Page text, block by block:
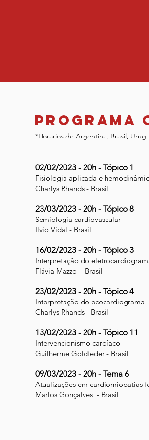
Programa
*Horarios de Argentina, Brasil,
02/02/2023 - 20h - Tópico 1
Fisiologia aplicada e
Charlys Rhands - Brasil
23/03/2023 - 20h - Tópico 8
Semiologia cardiovascular
Ilvio Vidal - Brasil
16/02/2023 - 20h - Tópico 3
Interpretação do
Flávia Mazzo - Brasil
23/02/2023 - 20h - Tópico 4
Interpretação do ecocardiograma
Charlys Rhands - Brasil
13/02/2023 - 20h - Tópico 11
Intervencionismo cardíaco
Guilherme Goldfeder - Brasil
09/03/2023 - 20h - Tema 6
Atualizações em cardiomiopatias
Marlos Gonçalves - Brasil